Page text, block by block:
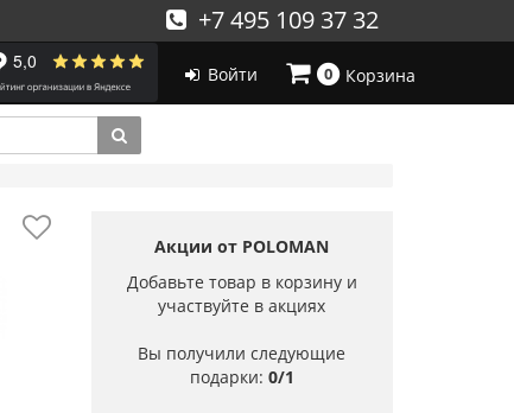
+7 495 109 37 32
Войти 0 Корзина
Акции от POLOMAN
Добавьте товар в корзину и
участвуйте в акциях
Вы получили следующие
подарки: 0/1